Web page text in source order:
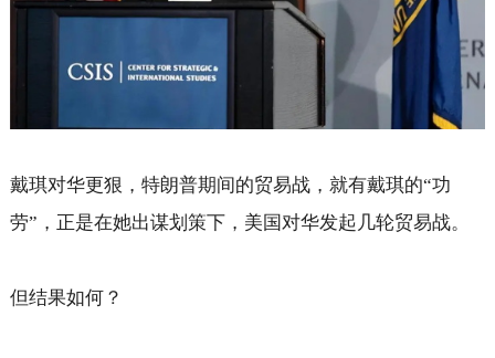
戴琪对华更狠，特朗普期间的贸易战，就有戴琪的“功
劳”，正是在她出谋划策下，美国对华发起几轮贸易战。
但结果如何？